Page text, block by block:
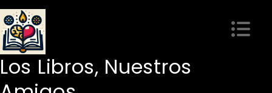
Skip
to
content
Los Libros, Nuestros